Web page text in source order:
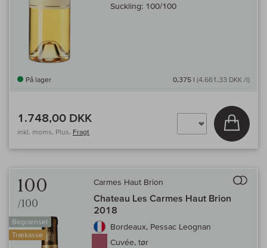
Suckling: 100/100
På lager 0,375 l (4.661,33 DKK /l)
1.748,00 DKK
inkl. moms, Plus. Fragt
Læg i
100
/100
Begrænset
Trækasse
Carmes Haut Brion
Chateau Les Carmes Haut Brion
2018
Bordeaux, Pessac Leognan
Cuvée, tør